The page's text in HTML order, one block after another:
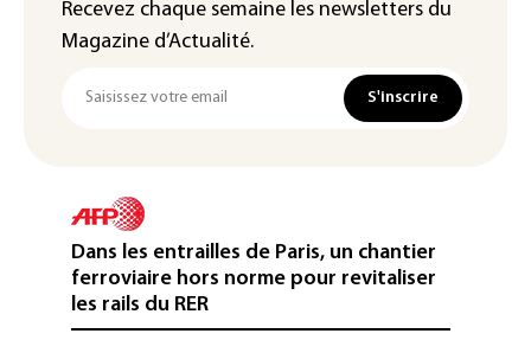
Recevez chaque semaine les newsletters du
Magazine d’Actualité.
S'inscrire
Dans les entrailles de Paris, un chantier
ferroviaire hors norme pour revitaliser
les rails du RER